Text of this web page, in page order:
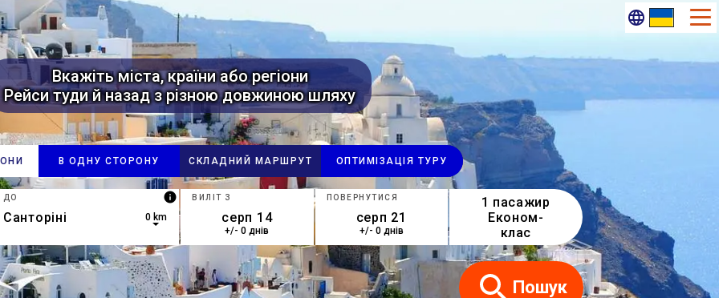
Вкажіть міста, країни або регіони
Рейси туди й назад з різною довжиною шляху
В ОДНУ СТОРОНУ СКЛАДНИЙ МАРШРУТ ОПТИМІ​ЗАЦІЯ ТУРУ
arrow keys to navigate.
are available, use up and down arrow keys to navigate.
ДО info
0 km
ВИЛІТ З
+/- 0 днів
ПОВЕРНУТИСЯ
+/- 0 днів
1 пасажир
Економ-
клас
Пошук